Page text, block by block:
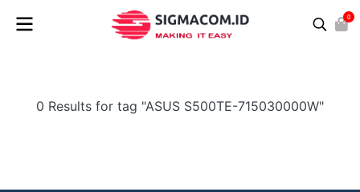
0
0 Results for tag "ASUS S500TE-715030000W"